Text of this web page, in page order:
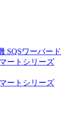
SQSワーバード
ートシリーズ
ートシリーズ